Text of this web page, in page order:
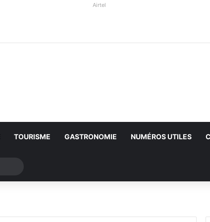
Airtel
TOURISME GASTRONOMIE NUMÉROS UTILES